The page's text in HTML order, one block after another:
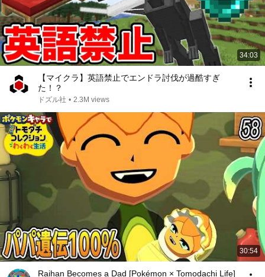
34:03
【マイクラ】英語禁止でエンドラ討伐が過酷すぎ
た！？
ドズル社 • 2.3M views
30:54
Raihan Becomes a Dad [Pokémon × Tomodachi Life]